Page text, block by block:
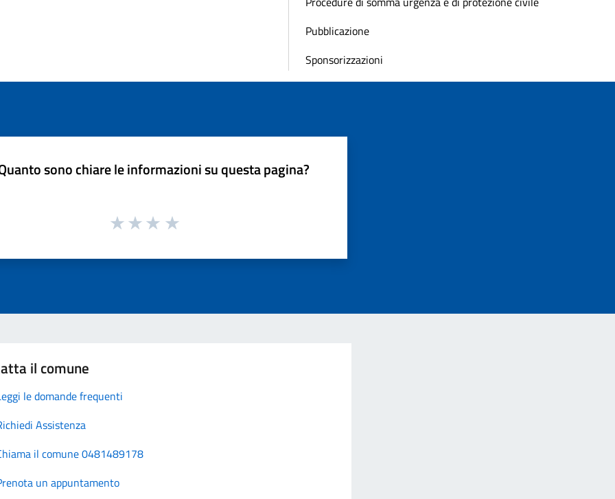
Pubblicazione
Sponsorizzazioni
sono chiare le informazioni su questa pagina?
il comune
le domande frequenti
Assistenza
il comune 0481489178
un appuntamento